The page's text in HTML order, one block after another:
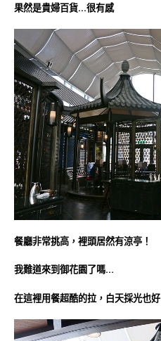
果然是貴婦百貨…很有感
餐廳非常挑高，裡頭居然有涼亭！
我難道來到御花園了嗎…
在這裡用餐超酷的拉，白天採光也好